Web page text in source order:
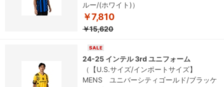
ルー/(ホワイト)）
￥7,810
￥15,620
24-25 インテル 3rd ユニフォーム
（【U.S.サイズ/インポートサイズ】
MENS ユニバーシティゴールド/ブラッケ